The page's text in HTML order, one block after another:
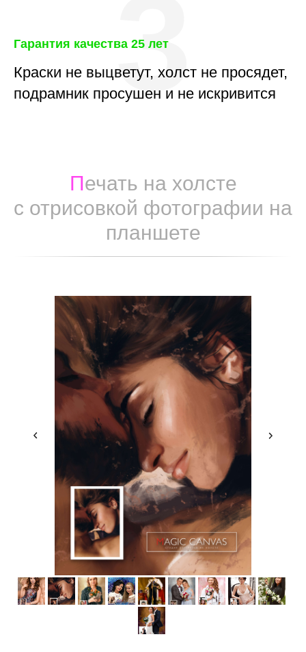
Гарантия качества 25 лет
Краски не выцветут, холст не просядет,
подрамник просушен и не искривится
3
Печать на холсте
с отрисовкой фотографии на
планшете